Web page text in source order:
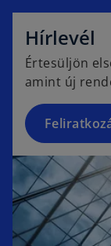
Hírlevél
Értesüljön
amint új
p
e
n
s
i
n
a
n
e
w
t
a
b